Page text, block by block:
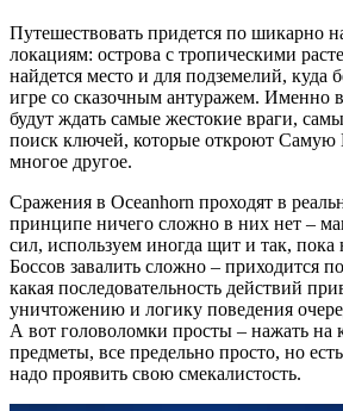
Путешествовать придется по шикарно
локациям: острова с тропическими
найдется место и для подземелий, куда
игре со сказочным антуражем. Именно
будут ждать самые жестокие враги,
поиск ключей, которые откроют Самую
многое другое.
Сражения в Oceanhorn проходят в
принципе ничего сложно в них нет –
сил, используем иногда щит и так, пока
Боссов завалить сложно – приходится
какая последовательность действий
уничтожению и логику поведения
А вот головоломки просты – нажать на
предметы, все предельно просто, но
надо проявить свою смекалистость.